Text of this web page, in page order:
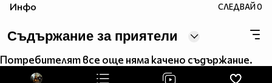
Инфо СЛЕДВАЙ0
Съдържание за приятели
Потребителят все още няма качено съдържание.